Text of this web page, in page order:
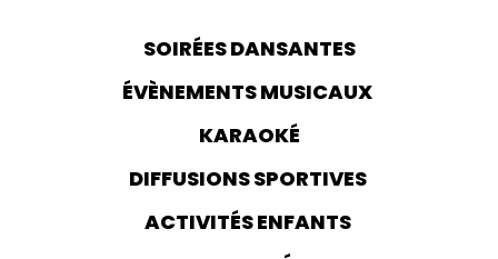
SOIRÉES DANSANTES
ÉVÈNEMENTS MUSICAUX
KARAOKÉ
DIFFUSIONS SPORTIVES
ACTIVITÉS ENFANTS